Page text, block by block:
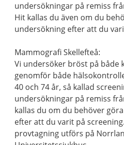
undersökningar på remiss
Hit kallas du även om du
undersökning efter att du
Mammografi Skellefteå:
Vi undersöker bröst på både
genomför både
40 och 74 år, så kallad
undersökningar på remiss
kallas du om du behöver
efter att du varit på
provtagning utförs på